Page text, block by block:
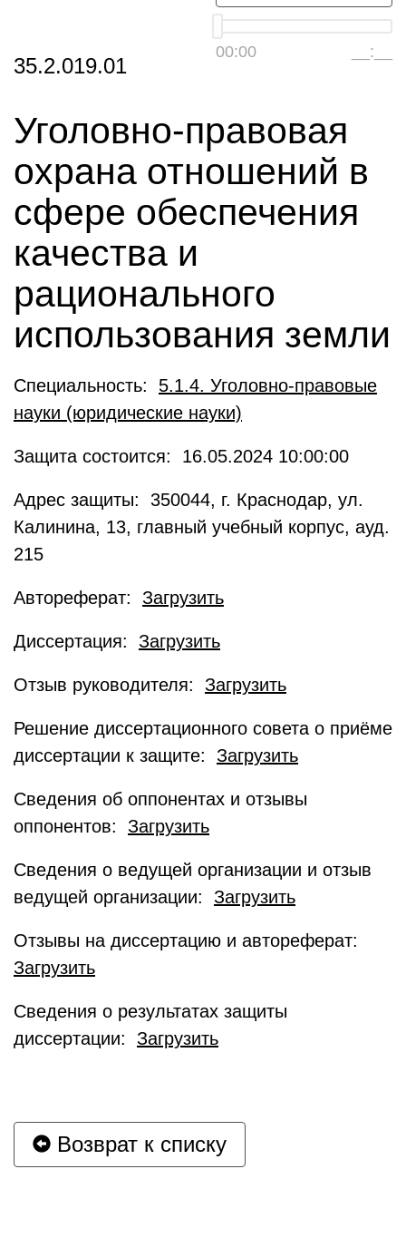
00:00 __:__
35.2.019.01
Уголовно-правовая
охрана отношений в
сфере обеспечения
качества и
рационального
использования земли
Специальность: 5.1.4. Уголовно-правовые
науки (юридические науки)
Защита состоится: 16.05.2024 10:00:00
Адрес защиты: 350044, г. Краснодар, ул.
Калинина, 13, главный учебный корпус, ауд.
215
Автореферат: Загрузить
Диссертация: Загрузить
Отзыв руководителя: Загрузить
Решение диссертационного совета о приёме
диссертации к защите: Загрузить
Сведения об оппонентах и отзывы
оппонентов: Загрузить
Сведения о ведущей организации и отзыв
ведущей организации: Загрузить
Отзывы на диссертацию и автореферат:
Загрузить
Сведения о результатах защиты
диссертации: Загрузить
Возврат к списку